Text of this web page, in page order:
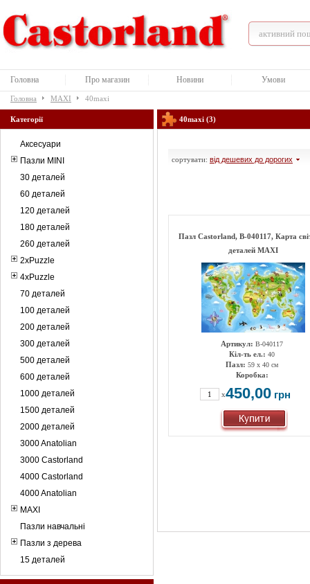
Головна Про магазин Новини Умови
Головна MAXI 40maxi
Категорії
Аксесуари
Пазли MINI
30 деталей
60 деталей
120 деталей
180 деталей
260 деталей
2xPuzzle
4xPuzzle
70 деталей
100 деталей
200 деталей
300 деталей
500 деталей
600 деталей
1000 деталей
1500 деталей
2000 деталей
3000 Anatolian
3000 Castorland
4000 Castorland
4000 Anatolian
MAXI
Пазли навчальні
Пазли з дерева
15 деталей
40maxi (3)
сортувати: від дешевих до дорогих
Пазл Castorland, B-040117, Карта
деталей MAXI
Артикул: B-040117
Кіл-ть ел.: 40
Пазл: 59 х 40 см
Коробка:
x450,00 грн